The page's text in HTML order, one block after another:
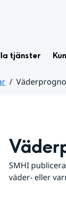
tjänster
SMHI
väder- eller